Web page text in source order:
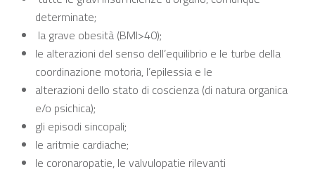
determinate;
la grave obesità (BMI>40);
le alterazioni del senso dell’equilibrio e le turbe della
coordinazione motoria, l’epilessia e le
alterazioni dello stato di coscienza (di natura organica
e/o psichica);
gli episodi sincopali;
le aritmie cardiache;
le coronaropatie, le valvulopatie rilevanti